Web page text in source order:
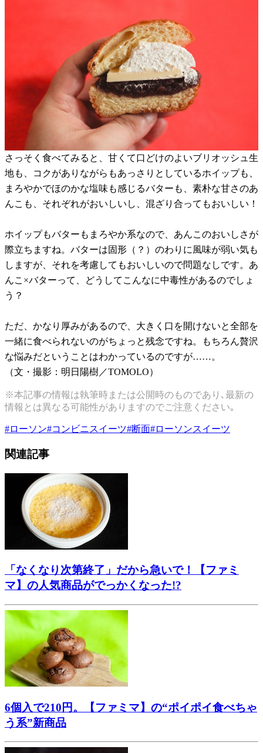
さっそく食べてみると、甘くて口どけのよいブリオッシュ生
地も、コクがありながらもあっさりとしているホイップも、
まろやかでほのかな塩味も感じるバターも、素朴な甘さのあ
んこも、それぞれがおいしいし、混ざり合ってもおいしい！
ホイップもバターもまろやか系なので、あんこのおいしさが
際立ちますね。バターは固形（？）のわりに風味が弱い気も
しますが、それを考慮してもおいしいので問題なしです。あ
んこ×バターって、どうしてこんなに中毒性があるのでしょ
う？
ただ、かなり厚みがあるので、大きく口を開けないと全部を
一緒に食べられないのがちょっと残念ですね。もちろん贅沢
な悩みだということはわかっているのですが……。
（文・撮影：明日陽樹／TOMOLO）
※本記事の情報は執筆時または公開時のものであり､最新の
情報とは異なる可能性がありますのでご注意ください｡
#ローソン#コンビニスイーツ#断面#ローソンスイーツ
関連記事
「なくなり次第終了」だから急いで！【ファミ
マ】の人気商品がでっかくなった!?
6個入で210円。【ファミマ】の“ポイポイ食べちゃ
う系”新商品